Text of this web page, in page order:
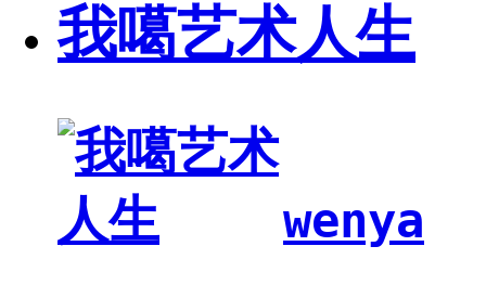
我噶艺术人生
wenya